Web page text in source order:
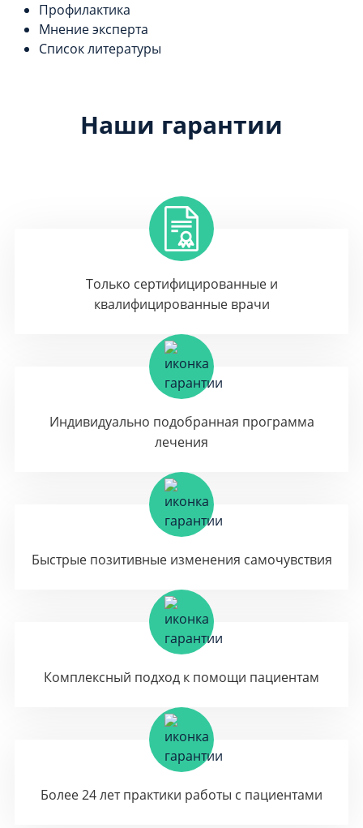
Профилактика
Мнение эксперта
Список литературы
Наши гарантии
Только сертифицированные и
квалифицированные врачи
Индивидуально подобранная программа
лечения
Быстрые позитивные изменения самочувствия
Комплексный подход к помощи пациентам
Более 24 лет практики работы с пациентами